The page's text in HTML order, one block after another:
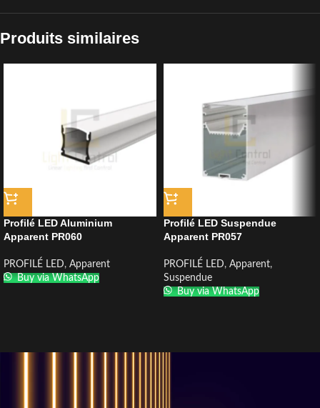
Produits similaires
Profilé LED Aluminium
Apparent PR060
PROFILÉ LED, Apparent
Buy via WhatsApp
Profilé LED Suspendue
Apparent PR057
PROFILÉ LED, Apparent,
Suspendue
Buy via WhatsApp